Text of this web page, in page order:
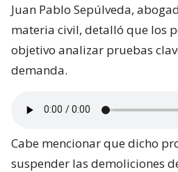
Juan Pablo Sepúlveda,
materia civil, detalló que los
objetivo analizar pruebas
demanda.
Cabe mencionar que dicho
suspender las demoliciones